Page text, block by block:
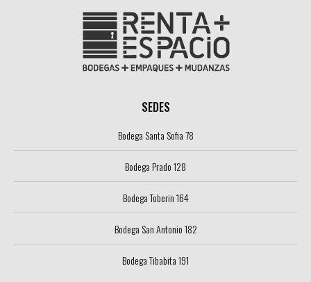
SEDES
Bodega Santa Sofia 78
Bodega Prado 128
Bodega Toberin 164
Bodega San Antonio 182
Bodega Tibabita 191